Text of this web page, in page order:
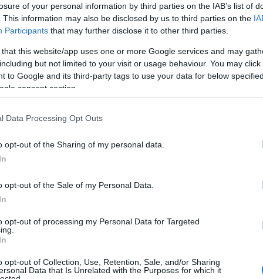
of your personal information by third parties on the IAB’s list of
This information may also be disclosed by us to third parties on the
Participants that may further disclose it to other third parties.
that this website/app uses one or more Google services and may
but not limited to your visit or usage behaviour. You may
to Google and its third-party tags to use your data for below
consent section.
Data Processing Opt Outs
opt-out of the Sharing of my personal data.
opt-out of the Sale of my Personal Data.
opt-out of processing my Personal Data for Targeted
opt-out of Collection, Use, Retention, Sale, and/or Sharing
Data that Is Unrelated with the Purposes for which it
della Camera di Commercio di
per valorizzare il rapporto,
la Regione ha chiesto e ottenuto che
sugli spazi di cooperazione transfrontaliera
già avviate con Corsica e Baleari”.
Piras ha rimarcato il ruolo delle Camere
della Giunta a sostegno del comparto
auspicato nell’assetto delle Camere di
supporto di questi organismi, stiamo
obiettivo che la Giunta persegue con
e nei campi dell’innovazione,
semplificazione amministrativa.
messo in condizione le imprese
opportunità che scaturiscono dagli
le imprese alla sfida dell’export,